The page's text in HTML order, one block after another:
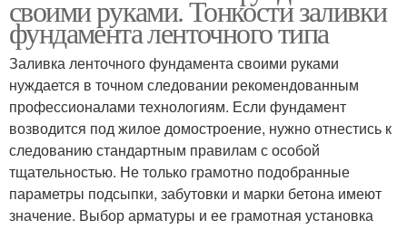
своими руками. Тонкости заливки
фундамента ленточного типа
Заливка ленточного фундамента своими руками
нуждается в точном следовании рекомендованным
профессионалами технологиям. Если фундамент
возводится под жилое домостроение, нужно отнестись к
следованию стандартным правилам с особой
тщательностью. Не только грамотно подобранные
параметры подсыпки, забутовки и марки бетона имеют
значение. Выбор арматуры и ее грамотная установка